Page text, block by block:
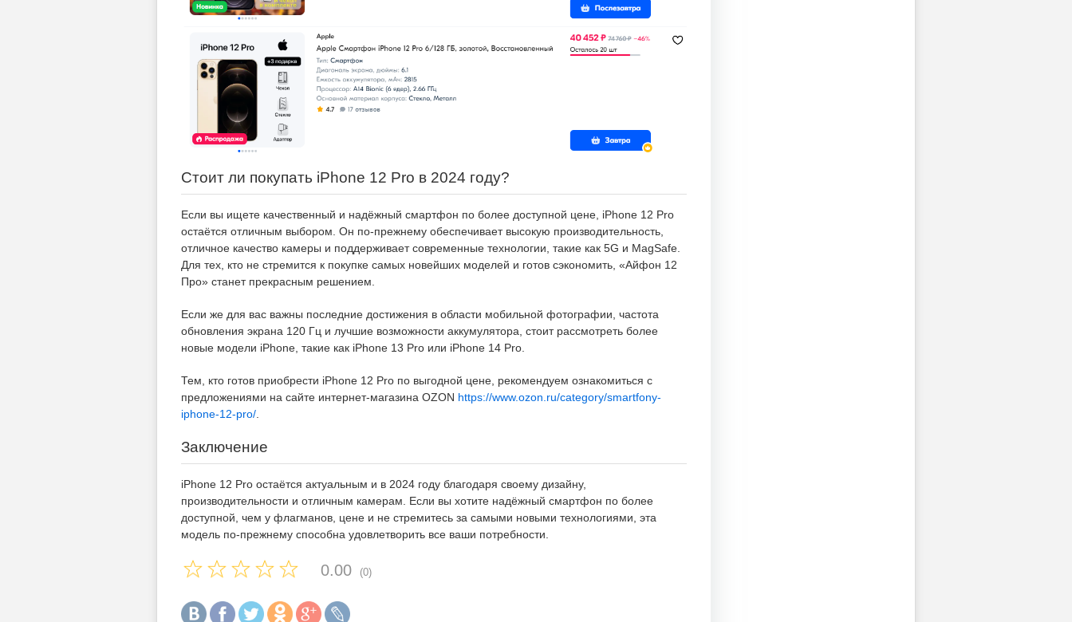
Стоит ли покупать iPhone 12 Pro в 2024 году?
Если вы ищете качественный и надёжный смартфон по более доступной цене, iPhone 12 Pro
остаётся отличным выбором. Он по-прежнему обеспечивает высокую производительность,
отличное качество камеры и поддерживает современные технологии, такие как 5G и MagSafe.
Для тех, кто не стремится к покупке самых новейших моделей и готов сэкономить, «Айфон 12
Про» станет прекрасным решением.
Если же для вас важны последние достижения в области мобильной фотографии, частота
обновления экрана 120 Гц и лучшие возможности аккумулятора, стоит рассмотреть более
новые модели iPhone, такие как iPhone 13 Pro или iPhone 14 Pro.
Тем, кто готов приобрести iPhone 12 Pro по выгодной цене, рекомендуем ознакомиться с
предложениями на сайте интернет-магазина OZON https://www.ozon.ru/category/smartfony-
iphone-12-pro/
Заключение
iPhone 12 Pro остаётся актуальным и в 2024 году благодаря своему дизайну,
производительности и отличным камерам. Если вы хотите надёжный смартфон по более
доступной, чем у флагманов, цене и не стремитесь за самыми новыми технологиями, эта
модель по-прежнему способна удовлетворить все ваши потребности.
0.00 (0)